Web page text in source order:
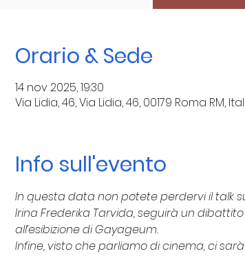
Orario & Sede
14 nov 2025, 19:30
Via Lidia, 46, Via Lidia, 46, 00179 Roma RM,
Info sull'evento
In questa data non potete perdervi il talk
Irina Frederika Tarvida, seguirà un
all’esibizione di Gayageum.
Infine, visto che parliamo di cinema, ci